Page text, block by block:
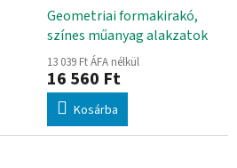
Geometriai formakirakó,
színes műanyag alakzatok
13 039 Ft ÁFA nélkül
16 560 Ft
Kosárba